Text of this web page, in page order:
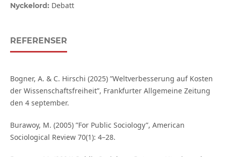
Nyckelord: Debatt
REFERENSER
Bogner, A. & C. Hirschi (2025) ”Weltverbesserung auf Kosten
der Wissenschaftsfreiheit”, Frankfurter Allgemeine Zeitung
den 4 september.
Burawoy, M. (2005) ”For Public Sociology”, American
Sociological Review 70(1): 4–28.